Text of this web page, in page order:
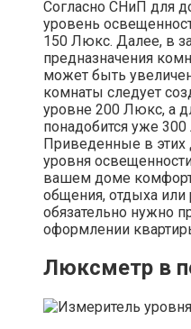
Согласно СНиП для
уровень
150 Люкс. Далее, в
предназначения
может быть
комнаты следует
уровне 200 Люкс, а
понадобится уже
Приведенные в этих
уровня
вашем доме
общения, отдыха или
обязательно нужно
оформлении
Люксметр в